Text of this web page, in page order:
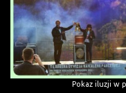
Pokaz iluzji w